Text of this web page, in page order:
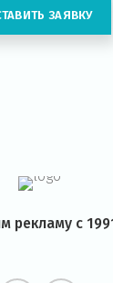
ЗАЯВКУ
рекламу с